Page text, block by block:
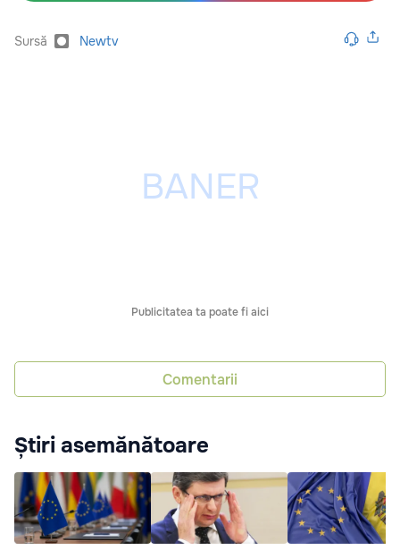
Sursă Newtv
Publicitatea ta poate fi aici
Comentarii
Știri asemănătoare